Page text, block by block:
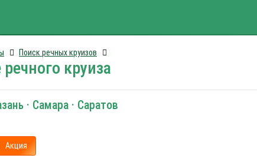
Поиск речных круизов
круиза
· Самара · Саратов
Акция